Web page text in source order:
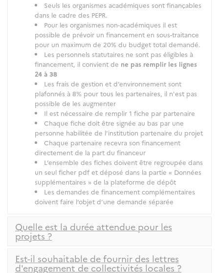
Seuls les organismes académiques sont finançables
dans le cadre des PEPR.
Pour les organismes non-académiques il est
possible de prévoir un financement en sous-traitance
pour un maximum de 20% du budget total demandé.
Les personnels statutaires ne sont pas éligibles à
financement, il convient de ne pas remplir les lignes
24 à 38
Les frais de gestion et d’environnement sont
plafonnés à 8% pour tous les partenaires, il n'est pas
possible de les augmenter
Il est nécessaire de remplir 1 fiche par partenaire
Chaque fiche doit être signée au bas par une
personne habilitée de l’institution partenaire du projet
Chaque partenaire recevra son financement
directement de la part du financeur
L’ensemble des fiches doivent être regroupée dans
un seul ficher pdf et déposé dans la partie « Données
supplémentaires » de la plateforme de dépôt
Les demandes de financement complémentaires
doivent faire l’objet d’une demande séparée
Quelle est la durée attendue pour les
projets ?
Est-il souhaitable de fournir des lettres
d'engagement de collectivités locales ?